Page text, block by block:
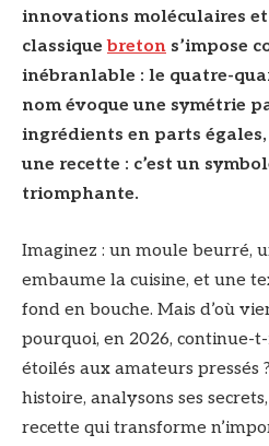
innovations moléculaires
classiquebreton s’impose
inébranlable : le quatre-
nom évoque une symétrie
ingrédients en parts égales,
une recette : c’est un
triomphante.
Imaginez : un moule beurré,
embaume la cuisine, et une
fond en bouche. Mais d’où
pourquoi, en 2026, continue-
étoilés aux amateurs pressés
histoire, analysons ses
recette qui transforme